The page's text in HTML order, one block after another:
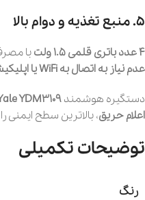
۵. منبع تغذیه و دوام بالا
۴ عدد باتری قلمی ۱.۵ ولت
با
عدم نیاز به اتصال به WiFi یا اپلیکیشن موبایل
دستگیره هوشمندYDM3109
اعلام حریق، بالاترین سطح ایمنی
توضیحات تکمیلی
رنگ